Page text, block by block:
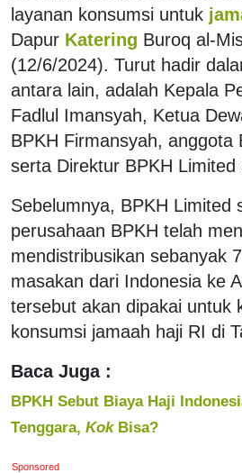
layanan konsumsi untuk
Dapur Katering Buroq al-
(12/6/2024). Turut hadir
antara lain, adalah Kepala
Fadlul Imansyah, Ketua
BPKH Firmansyah, anggota
serta Direktur BPKH Limited
Sebelumnya, BPKH Limited
perusahaan BPKH telah
mendistribusikan sebanyak
masakan dari Indonesia ke
tersebut akan dipakai untuk
konsumsi jamaah haji RI di
Baca Juga :
BPKH Sebut Biaya Haji
Tenggara, KokBisa?
Sponsored